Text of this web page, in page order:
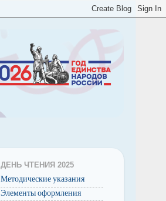
ДЕНЬ ЧТЕНИЯ 2025
Методические указания
Элементы оформления